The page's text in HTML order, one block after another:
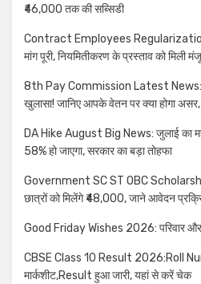
₹46,000 तक की सब्सिडी
Contract Employees Regularization
मांग पूरी, नियमितीकरण के प्रस्ताव को मिली
8th Pay Commission Latest
खुलासा! जानिए आपके वेतन पर क्या होगा
DA Hike August Big News: जुलाई का
58% हो जाएगा, सरकार का बड़ा तोहफा
Government SC ST OBC
छात्रों को मिलेंगे ₹48,000, जाने आवेदन
Good Friday Wishes 2026: परिवार
CBSE Class 10 Result 2026:Roll
मार्कशीट,Result हुआ जारी, यहां से करें चेक